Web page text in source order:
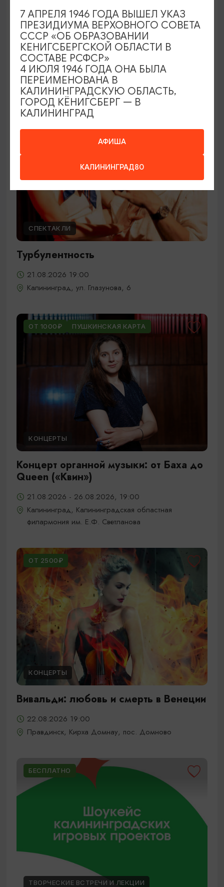
СПЕКТАКЛИ
Концерт артиста Вертинского
21.08.2026 - 19.09.2026, 19:00
Калининград, Калининградский театр эстрады
ОТ 1200₽
СПЕКТАКЛИ
Турбулентность
21.08.2026 19:00
Калининград, ул. Глазунова, 6
ОТ 1000₽ ПУШКИНСКАЯ КАРТА
КОНЦЕРТЫ
Концерт органной музыки: от Баха до
Queen («Квин»)
21.08.2026 - 26.08.2026, 19:00
Калининград, Калининградская областная
филармония им. Е.Ф. Светланова
ОТ 2500₽
КОНЦЕРТЫ
Вивальди: любовь и смерть в Венеции
22.08.2026 19:00
Правдинск, Кирха Домнау, пос. Домново
БЕСПЛАТНО
ТВОРЧЕСКИЕ ВСТРЕЧИ И ЛЕКЦИИ
АФИША
КАЛИНИНГРАД80
7 АПРЕЛЯ 1946 ГОДА ВЫШЕЛ УКАЗ
ПРЕЗИДИУМА ВЕРХОВНОГО СОВЕТА
СССР «ОБ ОБРАЗОВАНИИ
КЕНИГСБЕРГСКОЙ ОБЛАСТИ В
СОСТАВЕ РСФСР»
4 ИЮЛЯ 1946 ГОДА ОНА БЫЛА
ПЕРЕИМЕНОВАНА В
КАЛИНИНГРАДСКУЮ ОБЛАСТЬ,
ГОРОД КЁНИГСБЕРГ — В
КАЛИНИНГРАД